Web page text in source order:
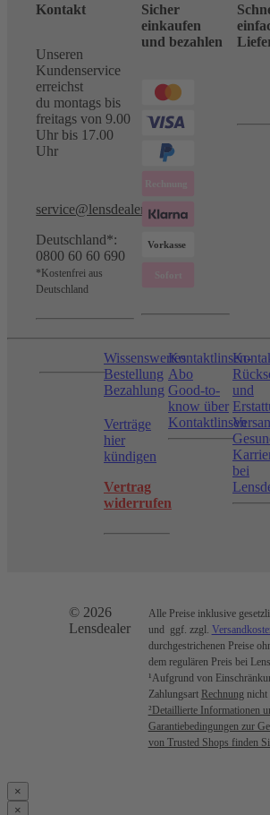
Kontakt
Unseren
Kundenservice
erreichst
du montags bis
freitags von 9.00
Uhr bis 17.00
Uhr
service@lensdealer.com
Deutschland*:
0800 60 60 690
*Kostenfrei aus
Deutschland
Sicher
einkaufen
und bezahlen
Wissenswertes
Bestellung
Bezahlung
Verträge
hier
kündigen
Vertrag
widerrufen
Kontaktlinsen-
Abo
Good-to-
know über
Kontaktlinsen
und
bei
© 2026
Lensdealer
Alle Preise inklusive
und ggf. zzgl.
durchgestrichenen Preise
dem regulären Preis bei
¹Aufgrund von
Zahlungsart Rechnung nicht
²Detaillierte Informationen
Garantiebedingungen zur
von Trusted Shops finden
×
×